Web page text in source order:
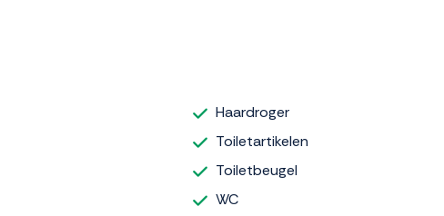
Haardroger
Toiletartikelen
Toiletbeugel
WC